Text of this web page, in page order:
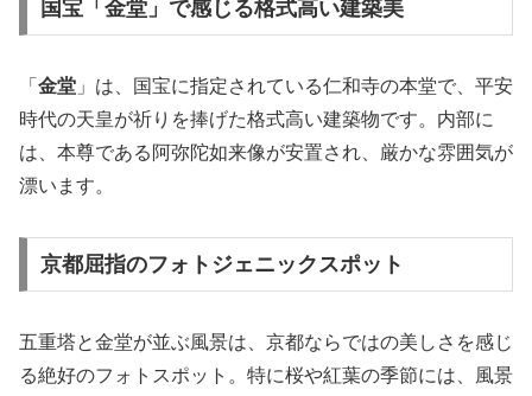
国宝「金堂」で感じる格式高い建築美
「 金堂 」は、国宝に指定されている仁和寺の本堂で、平安
時代の天皇が祈りを捧げた格式高い建築物です。内部に
は、本尊である阿弥陀如来像が安置され、厳かな雰囲気が
漂います。
京都屈指のフォトジェニックスポット
五重塔と金堂が並ぶ風景は、京都ならではの美しさを感じ
る絶好のフォトスポット。特に桜や紅葉の季節には、風景